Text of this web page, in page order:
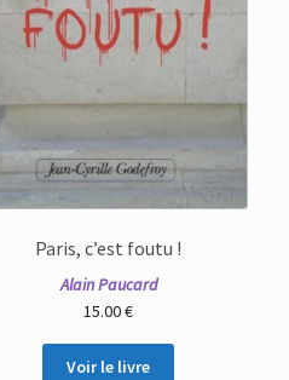
Paris, c’est foutu !
Alain Paucard
15.00€
Voir le livre